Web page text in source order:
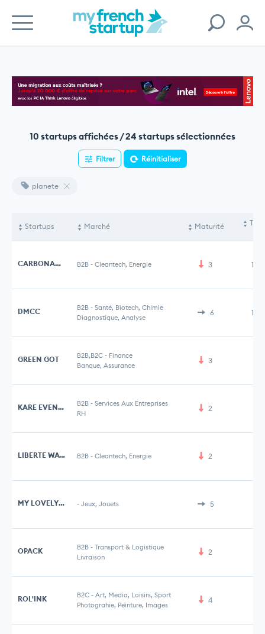
10 startups affichées / 24 startups sélectionnées
Filtrer Réinitialiser
planete
Startups Marché Maturité
CARBONABLE B2B - Cleantech, Energie 3
DMCC B2B - Santé, Biotech, Chimie
Diagnostique, Analyse
6
GREEN GOT B2B,B2C - Finance
Banque, Assurance
3
KARE EVENTS B2B - Services Aux Entreprises
RH
2
LIBERTE WATTS B2B - Cleantech, Energie 2
MY LOVELY PLANET - Jeux, Jouets 5
OPACK B2B - Transport & Logistique
Livraison
2
ROL'INK B2C - Art, Media, Loisirs, Sport
Photograhie, Peinture, Images
4